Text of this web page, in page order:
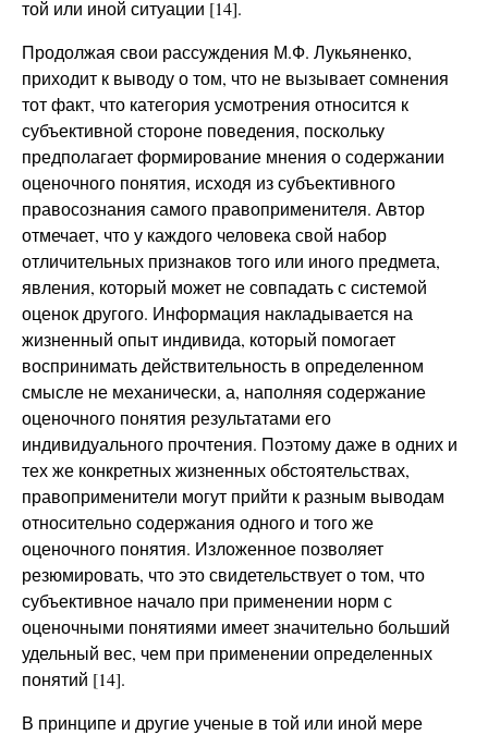
той или иной ситуации [14].
Продолжая свои рассуждения М.Ф. Лукьяненко,
приходит к выводу о том, что не вызывает сомнения
тот факт, что категория усмотрения относится к
субъективной стороне поведения, поскольку
предполагает формирование мнения о содержании
оценочного понятия, исходя из субъективного
правосознания самого правоприменителя. Автор
отмечает, что у каждого человека свой набор
отличительных признаков того или иного предмета,
явления, который может не совпадать с системой
оценок другого. Информация накладывается на
жизненный опыт индивида, который помогает
воспринимать действительность в определенном
смысле не механически, а, наполняя содержание
оценочного понятия результатами его
индивидуального прочтения. Поэтому даже в одних и
тех же конкретных жизненных обстоятельствах,
правоприменители могут прийти к разным выводам
относительно содержания одного и того же
оценочного понятия. Изложенное позволяет
резюмировать, что это свидетельствует о том, что
субъективное начало при применении норм с
оценочными понятиями имеет значительно больший
удельный вес, чем при применении определенных
понятий [14].
В принципе и другие ученые в той или иной мере